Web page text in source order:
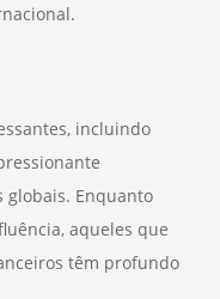
incluindo
globais. Enquanto
aqueles que
têm profundo